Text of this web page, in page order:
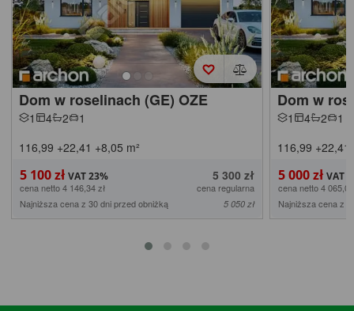
Dom w roselinach (GE) OZE
1 4 2
1
116,99 +22,41 +8,05 m²
5 100 zł 5 300 zł
cena netto 4 146,34 zł
cena regularna
Najniższa cena z 30 dni przed obniżką
5 050 zł
Dom w
1 4 2
1
116,99 +22,41
5 000 zł
cena netto 4
Najniższa cena z